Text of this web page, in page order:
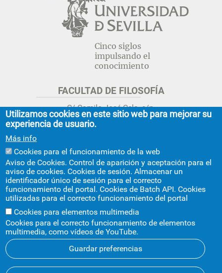
Cinco siglos
impulsando el
conocimiento
FACULTAD DE FILOSOFÍA
C/ Camilo José Cela, s/n.
Sevilla 41018.
adminfil@us.es
+info
GRADO ESTUDIOS ASIA ORIENTAL
Avda. Ciudad Jardín, 20-222
Centro Internacional de la US
asiaoriental@us.es
954 55 17 40
© 2026SIC- Universidad de Sevilla
Utilizamos cookies en este sitio web para mejorar su
experiencia de usuario.
Más info
Cookies para el funcionamiento de la web
Aviso de Cookies. Control de aparición y aceptación para el
aviso de cookies. Cookies de sesión. Almacenar un
identificador único de sesión para el correcto
funcionamiento del portal. Cookies de Batch API. Cookies
utilizadas para el correcto funcionamiento del portal
Cookies para elementos multimedia
Cookies para el correcto funcionamiento de elementos
multimedia, como vídeos de YouTube.
Guardar preferencias